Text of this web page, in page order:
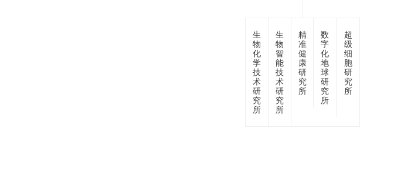
生
物
化
学
技
术
研
究
所
生
物
智
能
技
术
研
究
所
精
准
健
康
研
究
所
数
字
化
地
球
研
究
所
超
级
细
胞
研
究
所